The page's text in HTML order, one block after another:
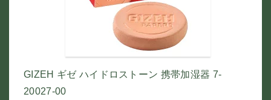
GIZEH ギゼ ハイドロストーン 携帯加湿器 7-
20027-00